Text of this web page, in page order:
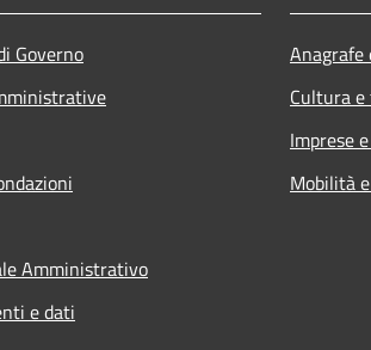
Governo
Amministrativo
e dati
Cultura
Imprese
Mobilità